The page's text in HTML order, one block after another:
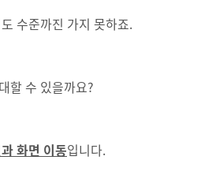
수준까진 가지 못하죠.
할 수 있을까요?
화면 이동입니다.